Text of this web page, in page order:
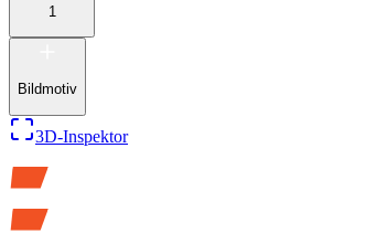
1
Bildmotiv
3D-Inspektor